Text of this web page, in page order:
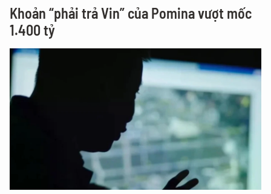
Khoản “phải trả Vin” của Pomina vượt mốc
1.400 tỷ